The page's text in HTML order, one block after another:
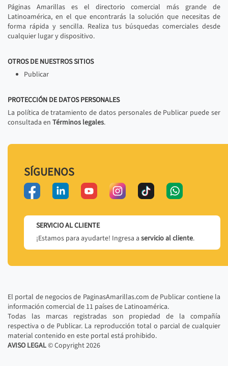
Páginas Amarillas es el directorio comercial más grande de
Latinoamérica, en el que encontrarás la solución que necesitas de
forma rápida y sencilla. Realiza tus búsquedas comerciales desde
cualquier lugar y dispositivo.
OTROS DE NUESTROS SITIOS
Publicar
PROTECCIÓN DE DATOS PERSONALES
La política de tratamiento de datos personales de Publicar puede ser
consultada en Términos legales.
SÍGUENOS
SERVICIO AL CLIENTE
¡Estamos para ayudarte! Ingresa a servicio al cliente.
El portal de negocios de PaginasAmarillas.com de Publicar contiene la
información comercial de 11 países de Latinoamérica.
Todas las marcas registradas son propiedad de la compañía
respectiva o de Publicar. La reproducción total o parcial de cualquier
material contenido en este portal está prohibido.
AVISO LEGAL© Copyright2026